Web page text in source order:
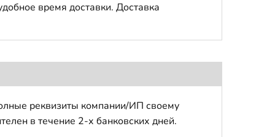
время доставки. Доставка
реквизиты компании/ИП своему
в течение 2-х банковских дней.